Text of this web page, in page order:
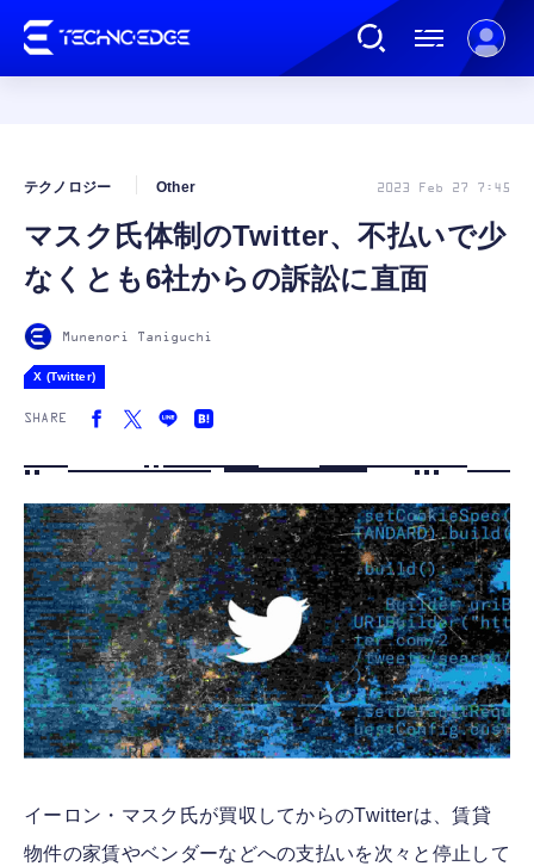
AI
公式ストア
FOLLOW US
マスク氏体制のTwitter、不払いで少
なくとも6社からの訴訟に直面
テクノロジー Other 2023 Feb 27 7:45
Munenori Taniguchi
X (Twitter)
SHARE
イーロン・マスク氏が買収してからのTwitterは、賃貸
物件の家賃やベンダーなどへの支払いを次々と停止して